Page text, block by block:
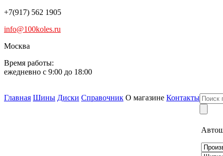
+7(917) 562 1905
info@100koles.ru
Москва
Время работы:
ежедневно с 9:00 до 18:00
Главная Шины Диски Справочник О магазине Контакты